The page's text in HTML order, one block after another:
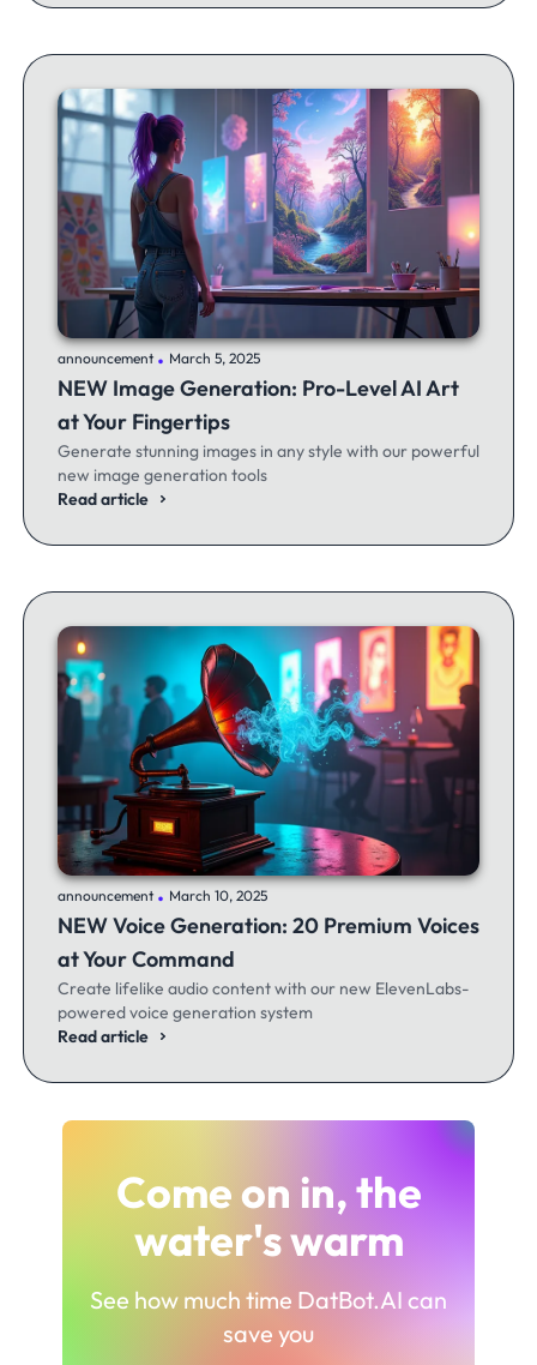
announcement .March 5, 2025
NEW Image Generation: Pro-Level AI Art
at Your Fingertips
Generate stunning images in any style with our powerful
new image generation tools
Read article
announcement .March 10, 2025
NEW Voice Generation: 20 Premium Voices
at Your Command
Create lifelike audio content with our new ElevenLabs-
powered voice generation system
Read article
Come on in, the
water's warm
See how much time DatBot.AI can
save you